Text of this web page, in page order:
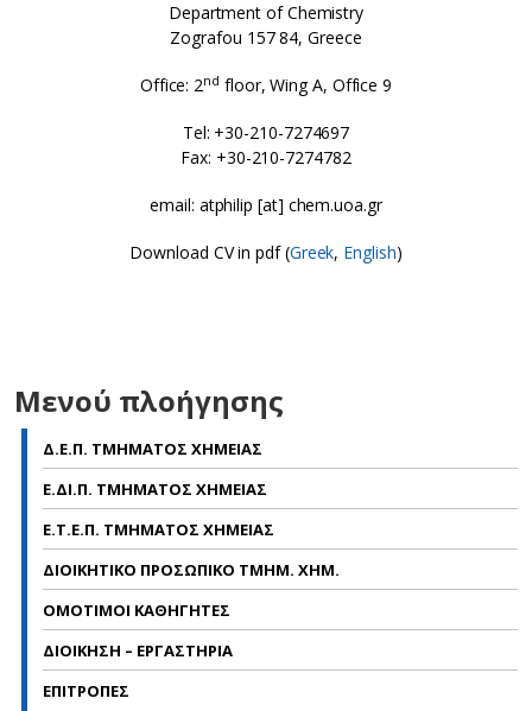
Department of Chemistry
Zografou 157 84, Greece
Office: 2nd floor, Wing A, Office 9
Tel: +30-210-7274697
Fax: +30-210-7274782
email: atphilip [at] chem.uoa.gr
Download CV in pdf (Greek, English)
Μενού πλοήγησης
Δ.Ε.Π. ΤΜΗΜΑΤΟΣ ΧΗΜΕΙΑΣ
Ε.ΔΙ.Π. ΤΜΗΜΑΤΟΣ ΧΗΜΕΙΑΣ
Ε.Τ.Ε.Π. ΤΜΗΜΑΤΟΣ ΧΗΜΕΙΑΣ
ΔΙΟΙΚΗΤΙΚΟ ΠΡΟΣΩΠΙΚΟ ΤΜΗΜ. ΧΗΜ.
ΟΜΟΤΙΜΟΙ ΚΑΘΗΓΗΤΕΣ
ΔΙΟΙΚΗΣΗ – ΕΡΓΑΣΤΗΡΙΑ
ΕΠΙΤΡΟΠΕΣ